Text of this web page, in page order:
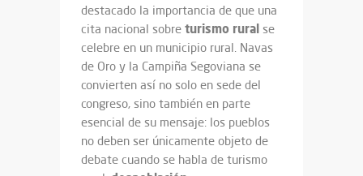
destacado la importancia de que una
cita nacional sobre turismo rural se
celebre en un municipio rural. Navas
de Oro y la Campiña Segoviana se
convierten así no solo en sede del
congreso, sino también en parte
esencial de su mensaje: los pueblos
no deben ser únicamente objeto de
debate cuando se habla de turismo